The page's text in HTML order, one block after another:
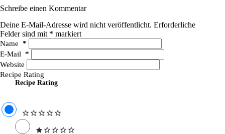
Schreibe einen Kommentar
Deine E-Mail-Adresse wird nicht veröffentlicht. Erforderliche
Felder sind mit * markiert
Name *
E-Mail *
Website
Recipe Rating
Recipe Rating